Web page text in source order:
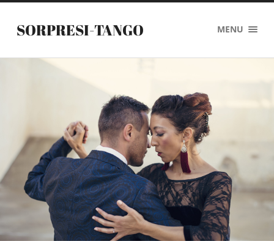
SORPRESI-TANGO MENU